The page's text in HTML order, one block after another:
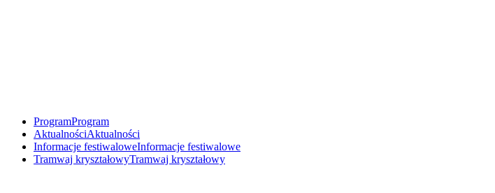
ProgramProgram
AktualnościAktualności
Informacje festiwaloweInformacje festiwalowe
Tramwaj kryształowyTramwaj kryształowy